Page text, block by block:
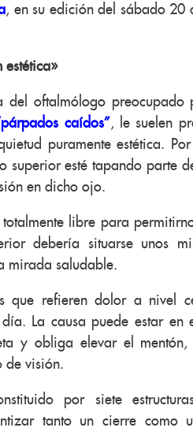
, en su edición del sábado 20
del oftalmólogo preocupado
caídos”, le suelen
puramente estética.
superior esté tapando parte
en dicho ojo.
libre para
debería situarse unos
mirada saludable.
que refieren dolor a nivel
La causa puede estar en
y obliga elevar el
de visión.
por siete
tanto un cierre como